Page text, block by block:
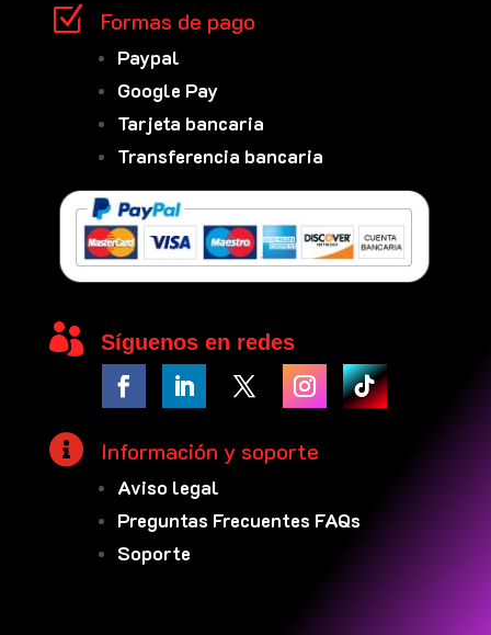
Z Formas de pago
Paypal
Google Pay
Tarjeta bancaria
Transferencia bancaria
 Síguenos en redes
 Información y soporte
Aviso legal
Preguntas Frecuentes FAQs
Soporte